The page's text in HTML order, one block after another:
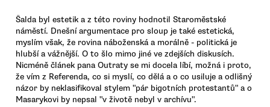
Šalda byl estetik a z této roviny hodnotil Staroměstské
náměstí. Dnešní argumentace pro sloup je také estetická,
myslím však, že rovina náboženská a morálně - politická je
hlubší a vážnější. O to šlo mimo jiné ve zdejších diskusích.
Nicméně článek pana Outraty se mi docela líbí, možná i proto,
že vím z Referenda, co si myslí, co dělá a o co usiluje a odlišný
názor by neklasifikoval stylem "pár bigotních protestantů" a o
Masarykovi by nepsal "v životě nebyl v archívu".